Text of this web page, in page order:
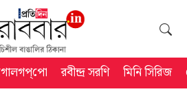
রবীন্দ্র সরণি মিনি সিরিজ